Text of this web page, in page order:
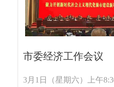
市委经济工作会议
3月1日（星期六）上午